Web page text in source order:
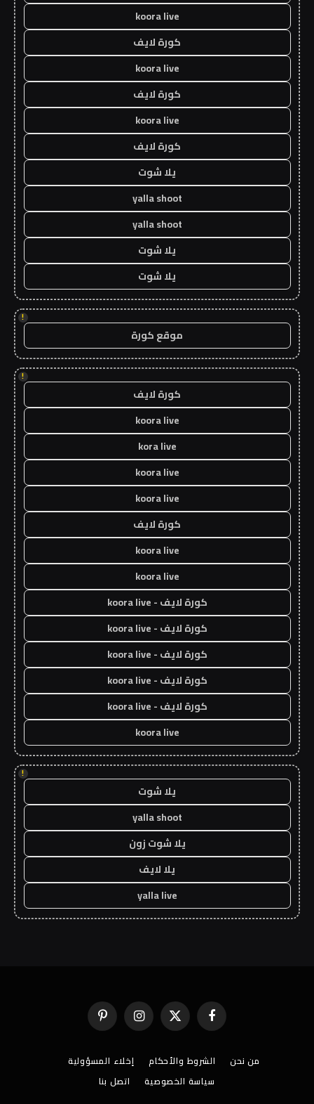
koora live
كورة لايف
koora live
كورة لايف
koora live
كورة لايف
يلا شوت
yalla shoot
yalla shoot
يلا شوت
يلا شوت
!
موقع كورة
!
كورة لايف
koora live
kora live
koora live
koora live
كورة لايف
koora live
koora live
كورة لايف - koora live
كورة لايف - koora live
كورة لايف - koora live
كورة لايف - koora live
كورة لايف - koora live
koora live
!
يلا شوت
yalla shoot
يلا شوت زون
يلا لايف
yalla live
فيسبوك X
(Twitter)
الانستغرامبينتيريست
من نحن الشروط والأحكام
إخلاء المسؤولية
سياسة الخصوصية
اتصل بنا